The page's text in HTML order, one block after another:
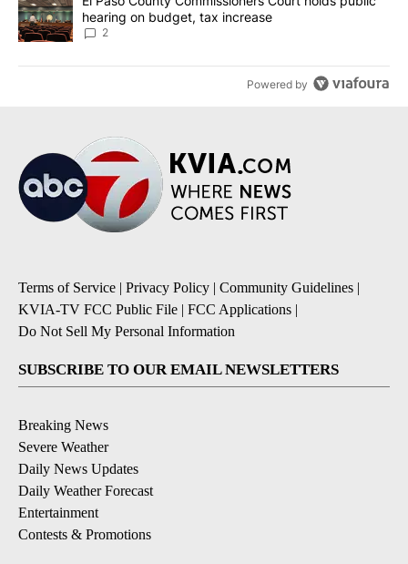
hearing on budget, tax increase
2
Powered by
Terms of Service | Privacy Policy | Community Guidelines |
KVIA-TV FCC Public File | FCC Applications |
Do Not Sell My Personal Information
SUBSCRIBE TO OUR EMAIL NEWSLETTERS
Breaking News
Severe Weather
Daily News Updates
Daily Weather Forecast
Entertainment
Contests & Promotions